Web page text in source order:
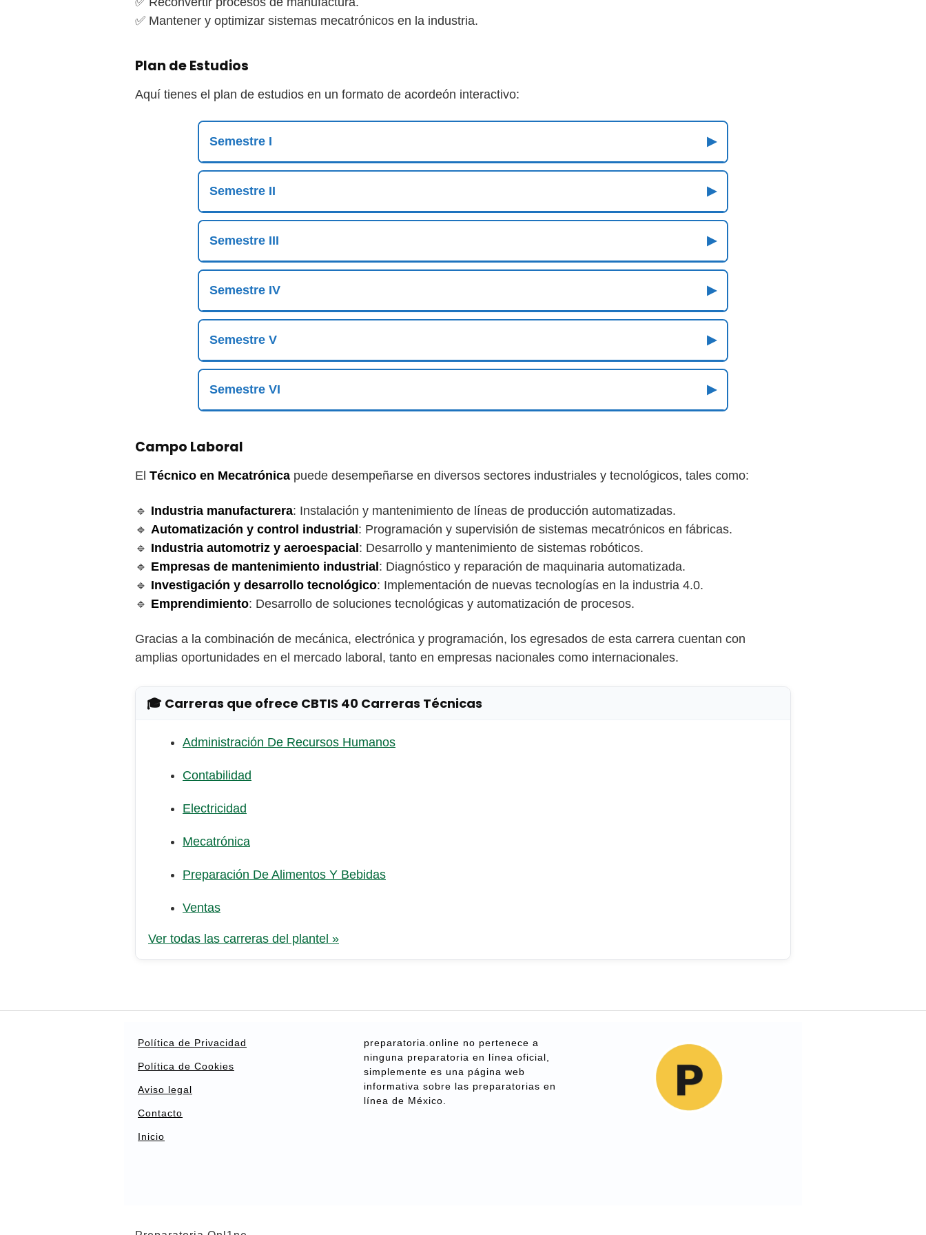
✅ Mantener y optimizar sistemas mecatrónicos en la industria.
Plan de Estudios
Aquí tienes el plan de estudios en un formato de acordeón interactivo:
Semestre I ▶
Semestre II ▶
Semestre III ▶
Semestre IV ▶
Semestre V ▶
Semestre VI ▶
Campo Laboral
El Técnico en Mecatrónica puede desempeñarse en diversos sectores industriales y tecnológicos, tales como:
🔹 Industria manufacturera: Instalación y mantenimiento de líneas de producción automatizadas.
🔹 Automatización y control industrial : Programación y supervisión de sistemas mecatrónicos en fábricas.
🔹 Industria automotriz y aeroespacial : Desarrollo y mantenimiento de sistemas robóticos.
🔹 Empresas de mantenimiento industrial : Diagnóstico y reparación de maquinaria automatizada.
🔹 Investigación y desarrollo tecnológico: Implementación de nuevas tecnologías en la industria 4.0.
🔹 Emprendimiento: Desarrollo de soluciones tecnológicas y automatización de procesos.
Gracias a la combinación de mecánica, electrónica y programación, los egresados de esta carrera cuentan con
amplias oportunidades en el mercado laboral, tanto en empresas nacionales como internacionales.
🎓 Carreras que ofrece CBTIS 40 Carreras Técnicas
Administración De Recursos Humanos
Contabilidad
Electricidad
Mecatrónica
Preparación De Alimentos Y Bebidas
Ventas
Ver todas las carreras del plantel »
Política de Privacidad
Política de Cookies
Aviso legal
Contacto
Inicio
preparatoria.online no pertenece a
ninguna preparatoria en línea oficial,
simplemente es una página web
informativa sobre las preparatorias en
línea de México.